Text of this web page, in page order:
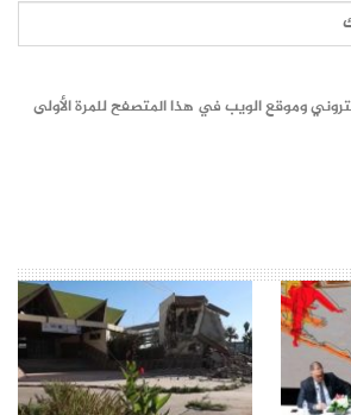
وموقع الويب في هذا المتصفح للمرة الأولى